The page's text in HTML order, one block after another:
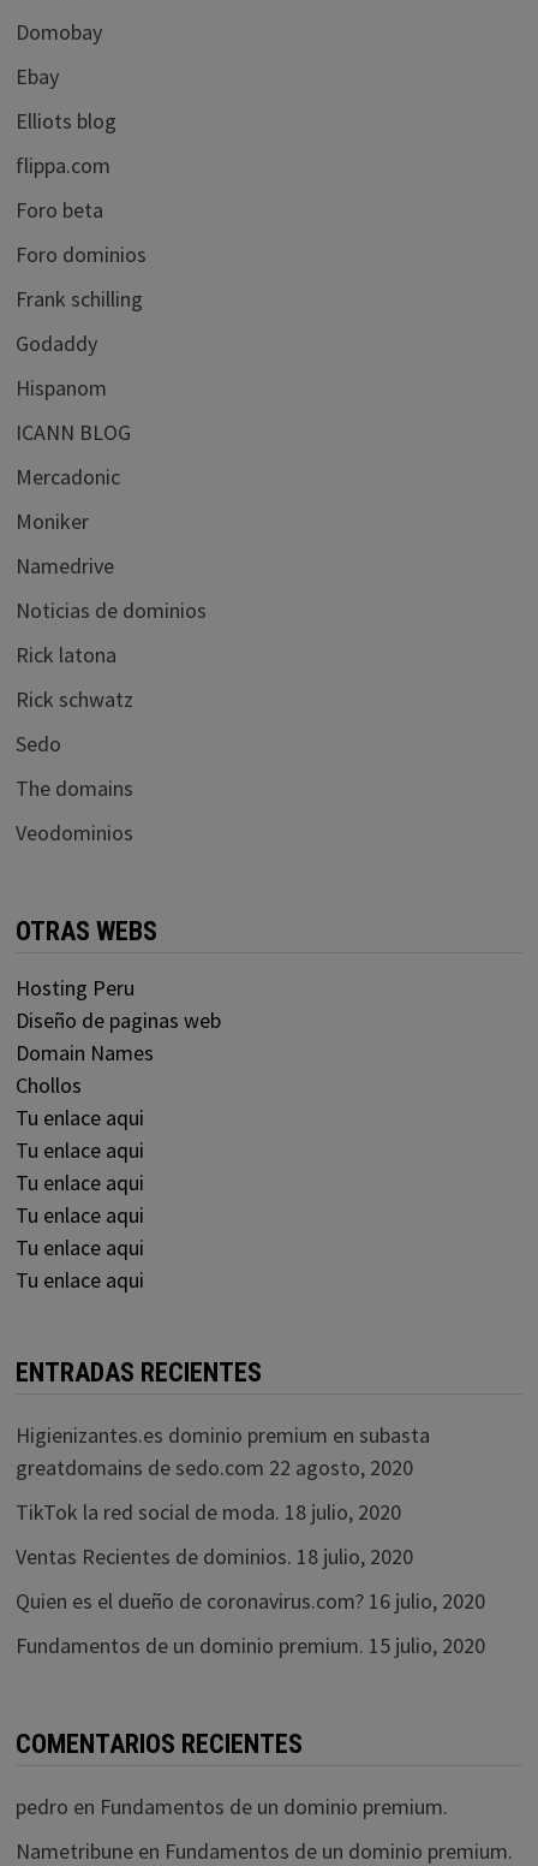
Domobay
Ebay
Elliots blog
flippa.com
Foro beta
Foro dominios
Frank schilling
Godaddy
Hispanom
ICANN BLOG
Mercadonic
Moniker
Namedrive
Noticias de dominios
Rick latona
Rick schwatz
Sedo
The domains
Veodominios
OTRAS WEBS
Hosting Peru
Diseño de paginas web
Domain Names
Chollos
Tu enlace aqui
Tu enlace aqui
Tu enlace aqui
Tu enlace aqui
Tu enlace aqui
Tu enlace aqui
ENTRADAS RECIENTES
Higienizantes.es dominio premium en subasta
greatdomains de sedo.com 22 agosto, 2020
TikTok la red social de moda. 18 julio, 2020
Ventas Recientes de dominios. 18 julio, 2020
Quien es el dueño de coronavirus.com? 16 julio, 2020
Fundamentos de un dominio premium. 15 julio, 2020
COMENTARIOS RECIENTES
pedro en Fundamentos de un dominio premium.
Nametribuneen Fundamentos de un dominio premium.